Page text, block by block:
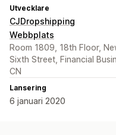
Utvecklare
CJDropshipping
Webbplats
Room 1809, 18th Floor,
Sixth Street, Financial
CN
Lansering
6 januari 2020